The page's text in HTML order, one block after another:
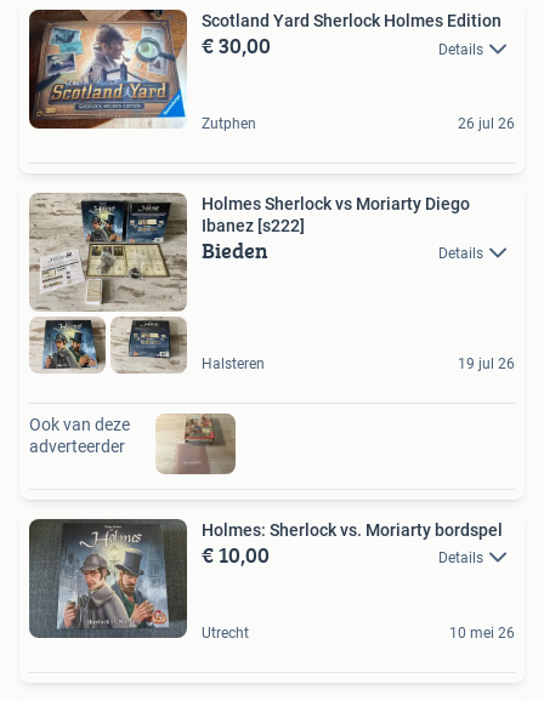
Scotland Yard Sherlock Holmes Edition
€ 30,00 Details
Zutphen 26 jul 26
Holmes Sherlock vs Moriarty Diego
Ibanez [s222]
Bieden Details
Halsteren 19 jul 26
Ook van deze
adverteerder
Holmes: Sherlock vs. Moriarty bordspel
€ 10,00 Details
Utrecht 10 mei 26